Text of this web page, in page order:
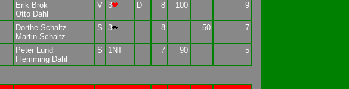
Erik Brok
Otto Dahl
V 3 D 8 100 9
Dorthe Schaltz
Martin Schaltz
S 3 8 50 -7
Peter Lund
Flemming Dahl
S 1NT 7 90 5